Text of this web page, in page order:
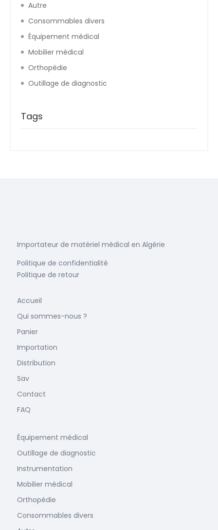
Autre
Consommables divers
Équipement médical
Mobilier médical
Orthopédie
Outillage de diagnostic
Tags
Importateur de matériel médical en Algérie
Politique de confidentialité
Politique de retour
Accueil
Qui sommes-nous ?
Panier
Importation
Distribution
Sav
Contact
FAQ
Équipement médical
Outillage de diagnostic
Instrumentation
Mobilier médical
Orthopédie
Consommables divers